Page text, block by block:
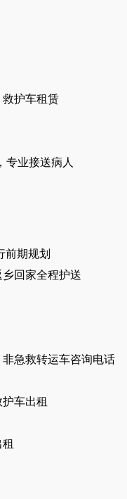
救护车租赁
专业接送病人
前期规划
回家全程护送
急救转运车咨询电话
车出租